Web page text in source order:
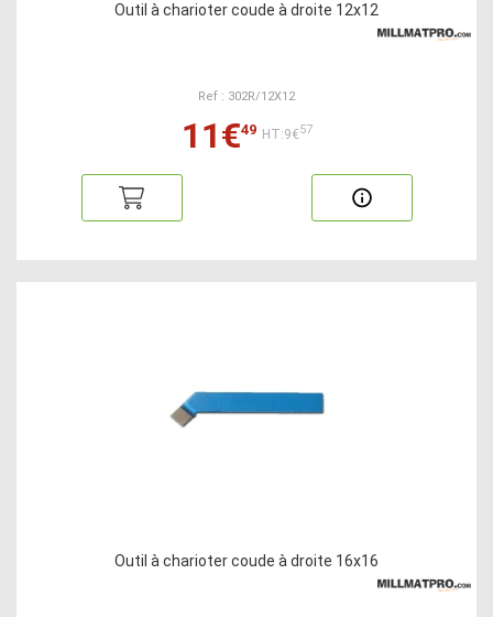
Outil à charioter coude à droite 12x12
Ref : 302R/12X12
11€49 HT:9€57
Outil à charioter coude à droite 16x16